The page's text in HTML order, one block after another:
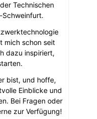
Technischen
Schweinfurt.
mich schon seit
dazu inspiriert,
bist, und hoffe,
Einblicke und
Bei Fragen oder
zur Verfügung!